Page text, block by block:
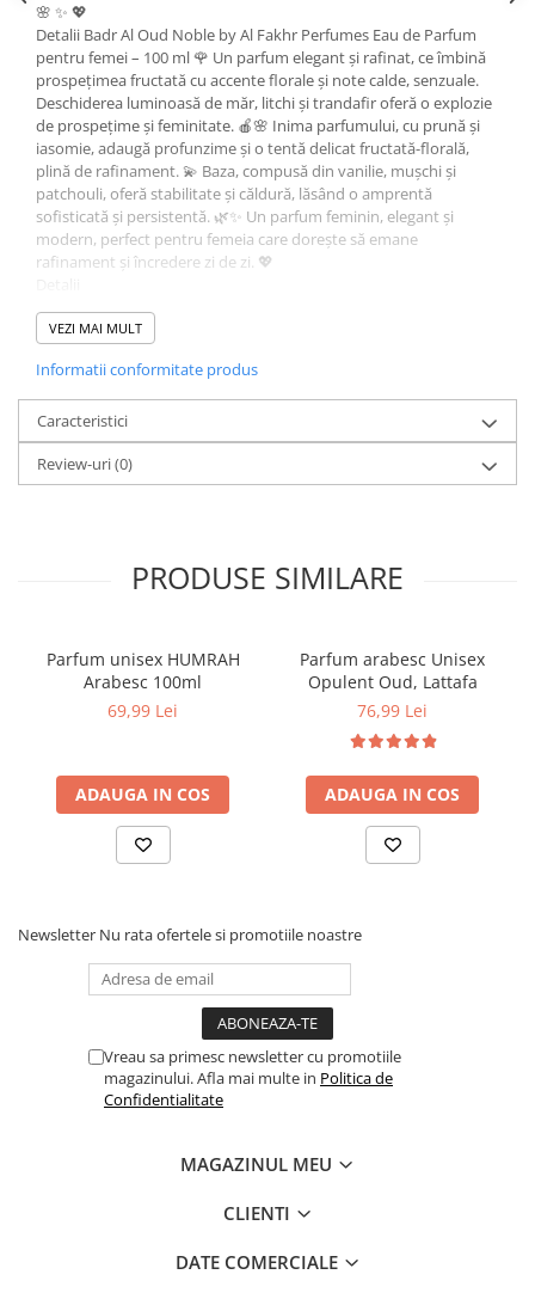
🌸 ✨ 💖
Detalii Badr Al Oud Noble by Al Fakhr Perfumes Eau de Parfum
pentru femei – 100 ml 🌹 Un parfum elegant și rafinat, ce îmbină
prospețimea fructată cu accente florale și note calde, senzuale.
Deschiderea luminoasă de măr, litchi și trandafir oferă o explozie
de prospețime și feminitate. 🍎🌸 Inima parfumului, cu prună și
iasomie, adaugă profunzime și o tentă delicat fructată-florală,
plină de rafinament. 💫 Baza, compusă din vanilie, mușchi și
patchouli, oferă stabilitate și căldură, lăsând o amprentă
sofisticată și persistentă. 🌿✨ Un parfum feminin, elegant și
modern, perfect pentru femeia care dorește să emane
rafinament și încredere zi de zi. 💖
SKU 8439627626539
Categorii
Greutate 0.6 kg
Brand
Al Fakhr Perfumes
Comanda acum si lasa-te cucerit de aromele elegante!
VEZI MAI MULT
Informatii conformitate produs
Caracteristici
Review-uri(0)
PRODUSE SIMILARE
Parfum unisex HUMRAH
Arabesc 100ml
69,99 Lei
ADAUGA IN COS
Parfum arabesc Unisex
Opulent Oud, Lattafa
76,99 Lei
ADAUGA IN COS
Newsletter Nu rata ofertele si promotiile noastre
Vreau sa primesc newsletter cu promotiile
magazinului. Afla mai multe in Politica de
Confidentialitate
MAGAZINUL MEU
CLIENTI
DATE COMERCIALE